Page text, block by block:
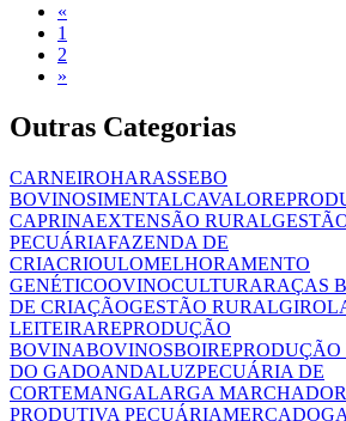
«
1
2
»
Outras Categorias
CARNEIROHARASSEBO
BOVINOSIMENTALCAVALO
CAPRINAEXTENSÃO RURAL
PECUÁRIAFAZENDA DE
CRIACRIOULOMELHORAMENTO
GENÉTICOOVINOCULTURARAÇAS
DE CRIAÇÃOGESTÃO RURAL
LEITEIRAREPRODUÇÃO
BOVINABOVINOSBOI
DO GADOANDALUZPECUÁRIA DE
CORTEMANGALARGA MARCHADOR
PRODUTIVA PECUÁRIAMERCADO